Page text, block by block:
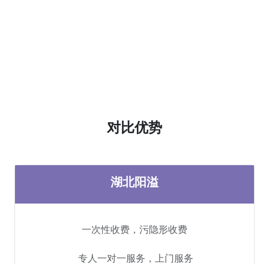
对比优势
湖北阳溢
一次性收费，污隐形收费
专人一对一服务，上门服务